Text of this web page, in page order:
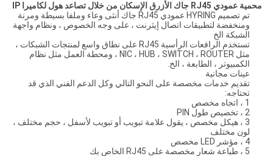
محمية عمودي RJ45 جاك الأزرق الإسكان من خلال تصاعد هول لكاميرا IP
تم تصميم HYRING عمودي RJ45 جاك أنثى وعاء وملفا بسيطة ومرنة
ومنخفضة لتطبيقات اتصال إيثرنت ، على وجه الخصوص ، ونظام واجهة
الشبكة الخ
تستخدم الرافعات الرأسية RJ45 على نطاق واسع لمنتجات الشبكات ،
مثل NIC ، HUB ، SWITCH ، ROUTER ، ومحطة العمل مثل نظام
الكمبيوتر ، الطابعة ، الخ.
عينات مجانية
تقديم خدمات مخصصة على النحو التالي وكل الدعم الفني الذي قد
تحتاجه:
1 ، اتجاه مخصص
2 ، تخصيص طول PIN
3 ، هيكل مخصص ، يقول علامة تبويب أو تبويب لأسفل ، حجم مختلف ،
لون مختلف
4 ، مؤشر LED مخصص
5 ، طباعة شعار مخصصة على RJ45 الخاص بك